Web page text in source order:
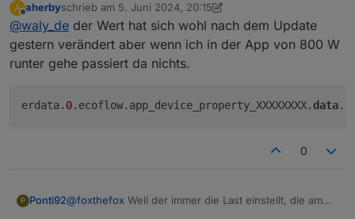
anschließend unter den Objekten an der Stelle:
Zu finden ist?
A
Offline
aherbyschrieb am 5. Juni 2024, 20:15
zuletzt editiert von aherby6. Mai 2024, 22:21
@waly_de der Wert hat sich wohl nach dem Update
gestern verändert aber wenn ich in der App von 800 W
runter gehe passiert da nichts.
erdata .0.ecoflow.app_device_property_XXXXXXXX.data
0
P Ponti92@foxthefox Weil der immer die Last einstellt, die am